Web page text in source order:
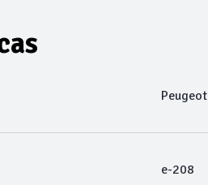
Peugeot
e-208